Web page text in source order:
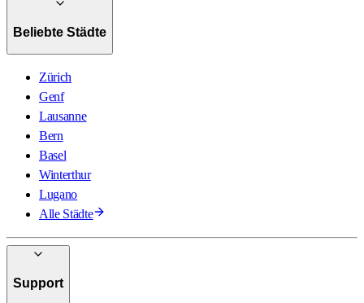
Beliebte Städte
Zürich
Genf
Lausanne
Bern
Basel
Winterthur
Lugano
Alle Städte
Support